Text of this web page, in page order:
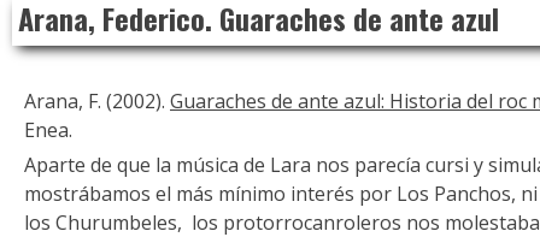
content
Arana, Federico. Guaraches de ante azul
Arana, F. (2002). Guaraches de ante azul: Historia del roc
Enea.
Aparte de que la música de Lara nos parecía cursi y
mostrábamos el más mínimo interés por Los Panchos,
los Churumbeles, los protorrocanroleros nos